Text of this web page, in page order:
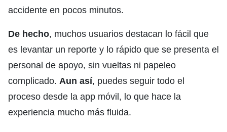
accidente en pocos minutos.
De hecho, muchos usuarios destacan lo fácil que
es levantar un reporte y lo rápido que se presenta el
personal de apoyo, sin vueltas ni papeleo
complicado. Aun así, puedes seguir todo el
proceso desde la app móvil, lo que hace la
experiencia mucho más fluida.